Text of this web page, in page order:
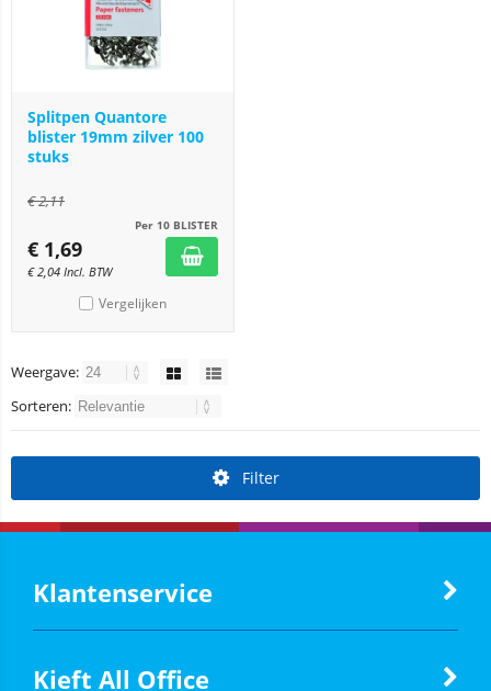
Splitpen Quantore
blister 19mm zilver 100
stuks
€2,11
Per 10 BLISTER
€ 1,69
€2,04 Incl. BTW
Vergelijken
Weergave:
Sorteren:
Filter
Klantenservice
Kieft All Office